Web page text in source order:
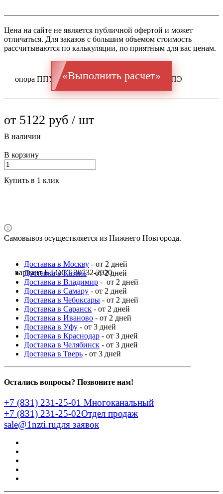
опора ППУ ГОСТ оц 10704 Ст 1-3 38x3 / 125 ПЭ
вариант Б ГОСТ 30732-2020
Цена на сайте не является публичной офертой и может
отличаться. Для заказов с большим объемом стоимость
рассчитываются по калькуляции, по приятным для вас ценам.
«Выполнить расчет»
от 5122 руб / шт
В наличии
В корзину
Купить в 1 клик
Самовывоз осуществляется из Нижнего Новгорода.
Доставка в Москву - от 2 дней
Доставка в Казань- от 2 дней
Доставка в Владимир - от 2 дней
Доставка в Самару - от 2 дней
Доставка в Чебоксары - от 2 дней
Доставка в Саранск - от 2 дней
Доставка в Иваново - от 2 дней
Доставка в Уфу - от 3 дней
Доставка в Краснодар - от 3 дней
Доставка в Челябинск - от 3 дней
Доставка в Тверь - от 3 дней
Остались вопросы? Позвоните нам!
+7 (831) 231-25-01 Многоканальный
+7 (831) 231-25-02Отдел продаж
sale@1nzti.ruдля заявок